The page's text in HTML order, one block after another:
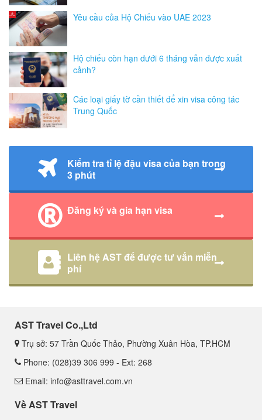
Yêu cầu của Hộ Chiếu vào UAE 2023
Hộ chiếu còn hạn dưới 6 tháng vẫn được xuất
cảnh?
Các loại giấy tờ cần thiết để xin visa công tác
Trung Quốc
Kiểm tra tỉ lệ đậu visa của bạn trong
3 phút
Đăng ký và gia hạn visa
Liên hệ AST để được tư vấn miễn
phí
AST Travel Co.,Ltd
Trụ sở: 57 Trần Quốc Thảo, Phường Xuân Hòa, TP.HCM
Phone: (028)39 306 999 - Ext: 268
Email: info@asttravel.com.vn
Về AST Travel